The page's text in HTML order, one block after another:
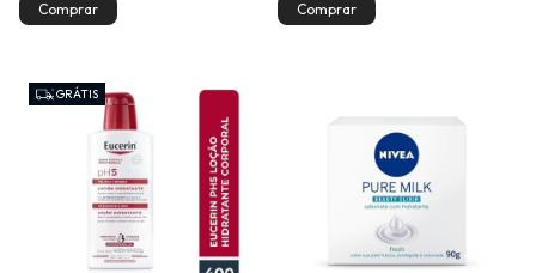
GRÁTIS